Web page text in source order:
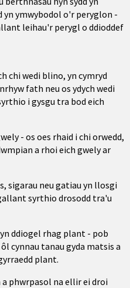
yn ymwybodol o'r peryglon -
leihau'r perygl o ddioddef
chi wedi blino, yn cymryd
fath neu os ydych wedi
i gysgu tra bod eich
- os oes rhaid i chi orwedd,
a rhoi eich gwely ar
sigarau neu gatiau yn llosgi
syrthio drosodd tra'u
ddiogel rhag plant - pob
cynnau tanau gyda matsis a
plant.
phwrpasol na ellir ei droi